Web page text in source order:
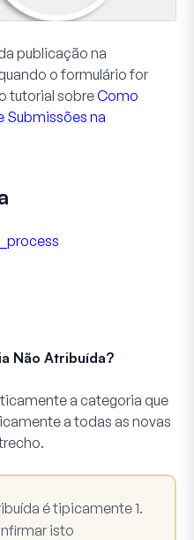
publicação na
o formulário for
tutorial sobreComo
Submissões na
Não Atribuída?
a categoria que
a todas as novas
é tipicamente1.
isto